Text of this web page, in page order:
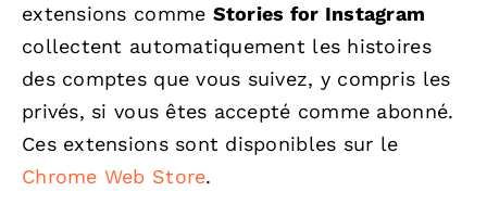
extensions comme Stories for Instagram
collectent automatiquement les histoires
des comptes que vous suivez, y compris les
privés, si vous êtes accepté comme abonné.
Ces extensions sont disponibles sur le
Chrome Web Store.